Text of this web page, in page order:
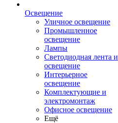
Освещение
Уличное освещение
Промышленное
освещение
Лампы
Светодиодная лента и
освещение
Интерьерное
освещение
Комплектующие и
электромонтаж
Офисное освещение
Ещё